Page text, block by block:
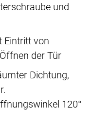
und
Eintritt von
der Tür
Dichtung,
120°